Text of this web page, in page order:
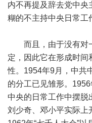
内不再提及辞去党中央
糊的不主持中央日常工
而且，由于没有对
定，因此它在形成时间
性。1954年9月，中共
的分工已见雏形。
中央的日常工作中摆脱
刘少奇、邓小平实际上